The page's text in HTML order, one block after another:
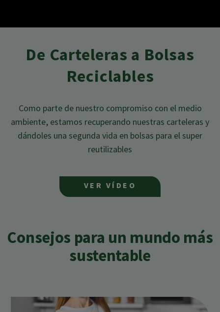
De Carteleras a Bolsas
Reciclables
Como parte de nuestro compromiso con el medio
ambiente, estamos recuperando nuestras carteleras y
dándoles una segunda vida en bolsas para el super
reutilizables
VER VÍDEO
Consejos para un mundo más
sustentable